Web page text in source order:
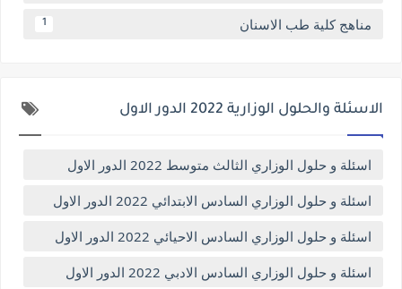
مناهج كلية طب الاسنان 1
الاسئلة والحلول الوزارية 2022 الدور الاول
اسئلة و حلول الوزاري الثالث متوسط 2022 الدور الاول
اسئلة و حلول الوزاري السادس الابتدائي 2022 الدور الاول
اسئلة و حلول الوزاري السادس الاحيائي 2022 الدور الاول
اسئلة و حلول الوزاري السادس الادبي 2022 الدور الاول